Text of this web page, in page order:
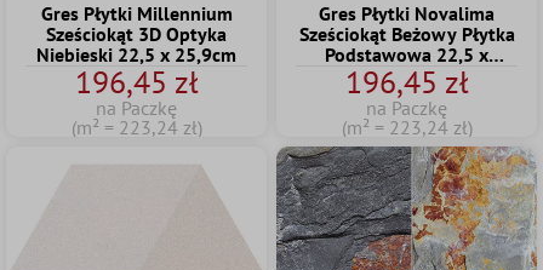
Gres Płytki Millennium
Sześciokąt 3D Optyka
Niebieski 22,5 x 25,9cm
196,45 zł
na Paczkę
(m² = 223,24 zł)
Gres Płytki Novalima
Sześciokąt Beżowy Płytka
Podstawowa 22,5 x
25,9cm
196,45 zł
na Paczkę
(m² = 223,24 zł)